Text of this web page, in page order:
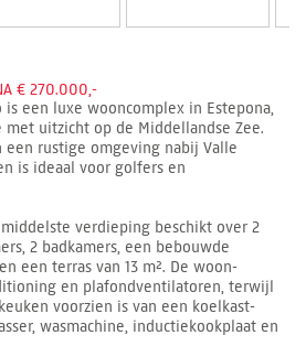
€ 270.000,-
is een luxe wooncomplex in Estepona,
met uitzicht op de Middellandse Zee.
rustige omgeving nabij Valle
is ideaal voor golfers en
verdieping beschikt over 2
2 badkamers, een bebouwde
een terras van 13 m². De woon-
en plafondventilatoren, terwijl
voorzien is van een koelkast-
wasmachine, inductiekookplaat en